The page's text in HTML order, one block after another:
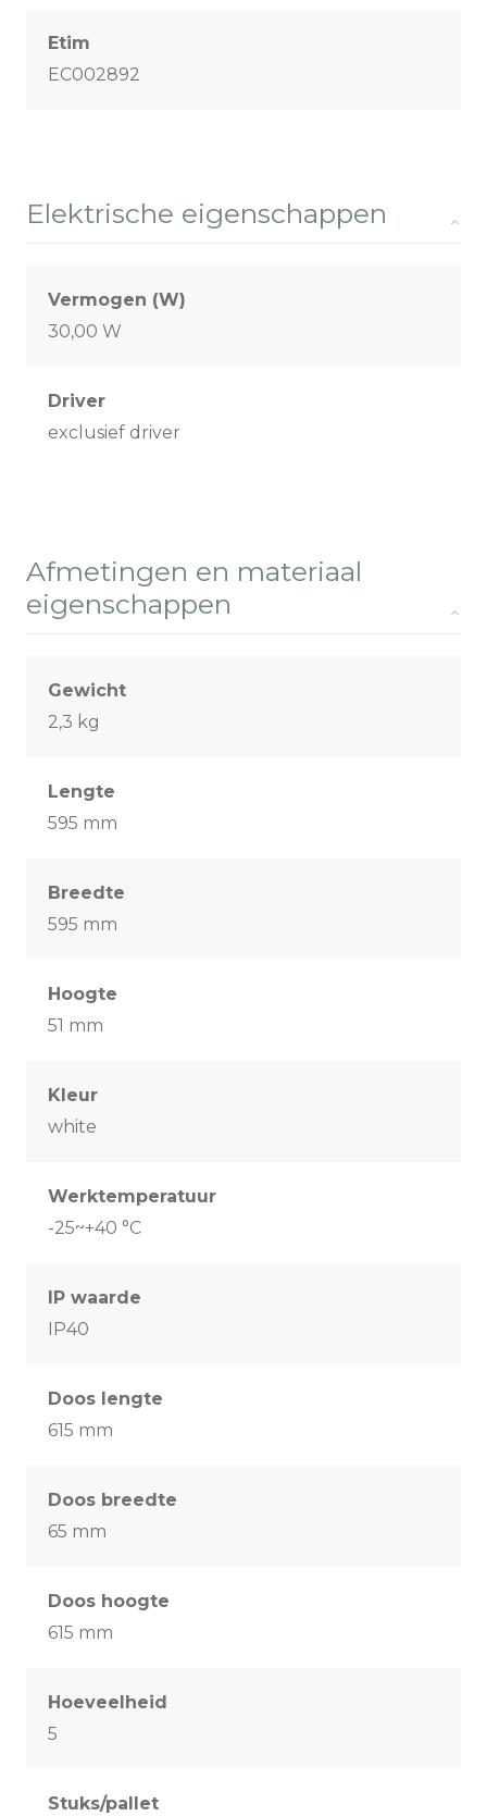
Etim
EC002892
Elektrische eigenschappen
Vermogen (W)
30,00 W
Driver
exclusief driver
Afmetingen en materiaal
eigenschappen
Gewicht
2,3 kg
Lengte
595 mm
Breedte
595 mm
Hoogte
51 mm
Kleur
white
Werktemperatuur
-25~+40 °C
IP waarde
IP40
Doos lengte
615 mm
Doos breedte
65 mm
Doos hoogte
615 mm
Hoeveelheid
5
Stuks/pallet